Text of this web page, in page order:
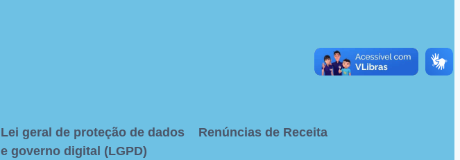
Lei geral de proteção de dados
e governo digital (LGPD)
Renúncias de Receita